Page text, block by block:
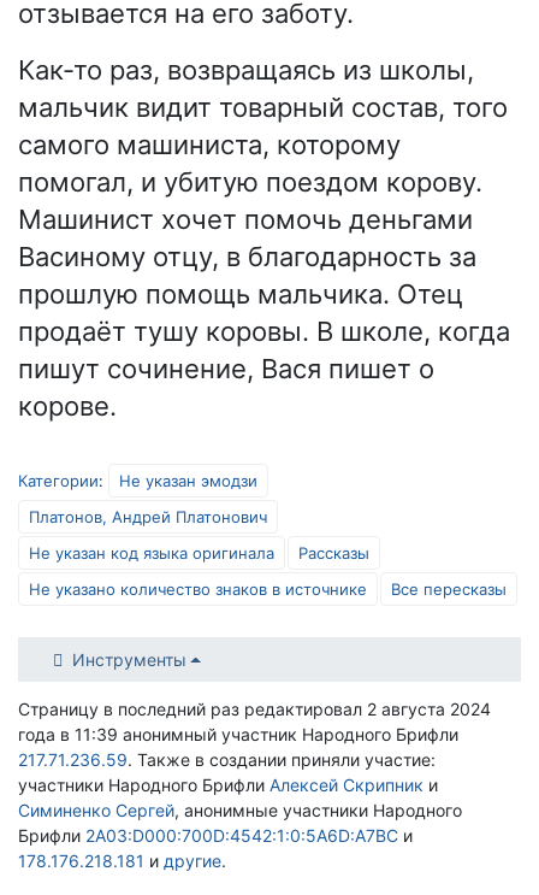
отзывается на его заботу.
Как-то раз, возвращаясь из школы,
мальчик видит товарный состав, того
самого машиниста, которому
помогал, и убитую поездом корову.
Машинист хочет помочь деньгами
Васиному отцу, в благодарность за
прошлую помощь мальчика. Отец
продаёт тушу коровы. В школе, когда
пишут сочинение, Вася пишет о
корове.
Категории:
Не указан эмодзи
Платонов, Андрей Платонович
Не указан код языка оригинала
Рассказы
Не указано количество знаков в источнике
Все пересказы
Инструменты
Страницу в последний раз редактировал 2 августа 2024
года в 11:39 анонимный участник Народного Брифли
217.71.236.59. Также в создании приняли участие:
участники Народного Брифли Алексей Скрипник и
Симиненко Сергей, анонимные участники Народного
Брифли 2A03:D000:700D:4542:1:0:5A6D:A7BC и
178.176.218.181 и другие.